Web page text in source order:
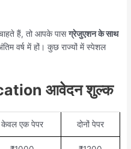
हैं, तो आपके पासग्रेजुएशन के साथ
वर्ष में हों। कुछ राज्यों में स्पेशल
आवेदन शुल्क
केवल एक पेपर दोनों पेपर